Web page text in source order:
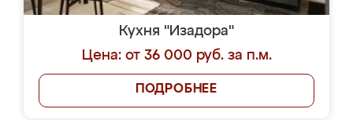
Кухня "Изадора"
Цена: от 36 000 руб. за п.м.
ПОДРОБНЕЕ